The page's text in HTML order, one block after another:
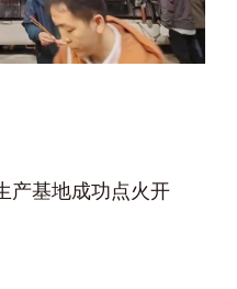
产基地成功点火开